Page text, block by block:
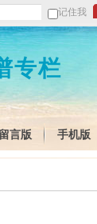
记住我
专栏
留言版 手机版